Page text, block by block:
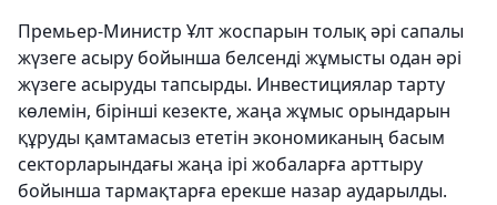
Премьер-Министр Ұлт жоспарын толық әрі сапалы
жүзеге асыру бойынша белсенді жұмысты одан әрі
жүзеге асыруды тапсырды. Инвестициялар тарту
көлемін, бірінші кезекте, жаңа жұмыс орындарын
құруды қамтамасыз ететін экономиканың басым
секторларындағы жаңа ірі жобаларға арттыру
бойынша тармақтарға ерекше назар аударылды.